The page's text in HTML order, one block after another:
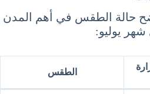
حالة الطقس في أهم المدن
شهر يوليو:
الطقس